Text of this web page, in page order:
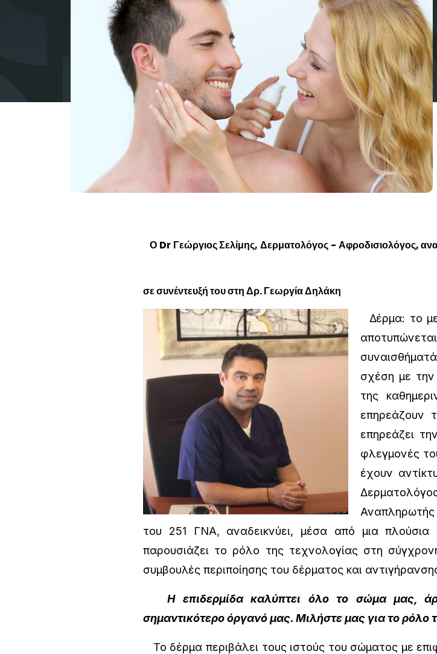
Ο Dr Γεώργιος Σελίμης, Δερματολόγος - Αφροδισιολόγος,
σε συνέντευξή του στη Δρ. Γεωργία Δηλάκη
Δέρμα: το
σχέση με την
της
επηρεάζουν
επηρεάζει
φλεγμονές
έχουν
Αναπληρωτής
του 251 ΓΝΑ, αναδεικνύει, μέσα από μια
παρουσιάζει το ρόλο της τεχνολογίας στη
συμβουλές περιποίησης του δέρματος και
Η επιδερμίδα καλύπτει όλο το σώμα μας,
σημαντικότερο όργανό μας. Μιλήστε μας για το ρόλο
Το δέρμα περιβάλει τους ιστούς του σώματος με